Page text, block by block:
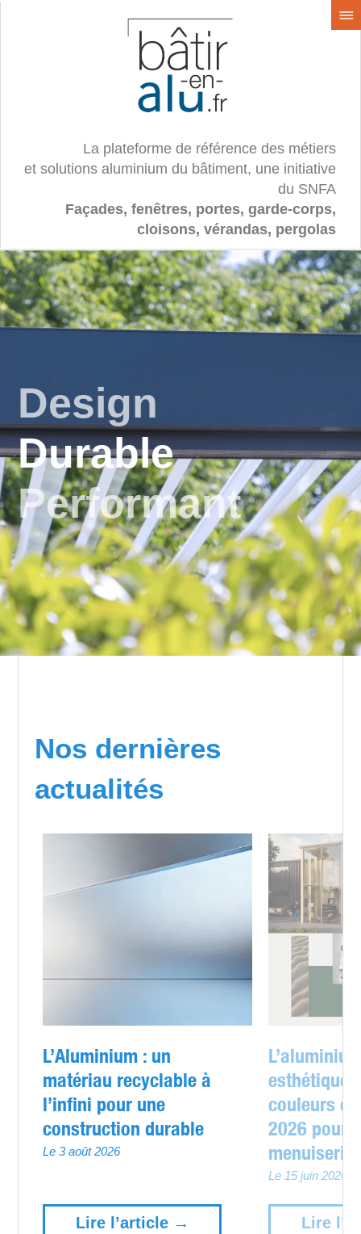
La plateforme de référence des métiers
et solutions aluminium du bâtiment, une initiative
du SNFA
Façades, fenêtres, portes, garde-corps,
cloisons, vérandas, pergolas
Design
Durable
Performant
Nos dernières
actualités
L’Aluminium : un
matériau recyclable à
l’infini pour une
construction durable
Le 3 août 2026
Lire l’article →
esthétique
couleurs et
2026 pour
Le 15 juin 2026
Lire